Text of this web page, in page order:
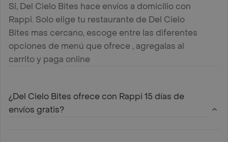
Si, Del Cielo Bites hace envíos a domicilio con
Rappi. Solo elige tu restaurante de Del Cielo
Bites mas cercano, escoge entre las diferentes
opciones de menú que ofrece , agregalas al
carrito y paga online
¿Del Cielo Bites ofrece con Rappi 15 días de
envíos gratis?